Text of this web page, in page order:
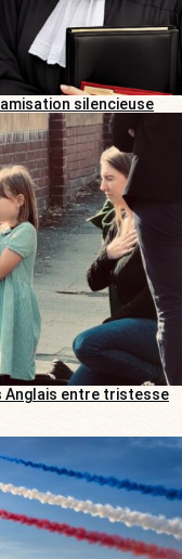
silencieuse
Anglais entre tristesse